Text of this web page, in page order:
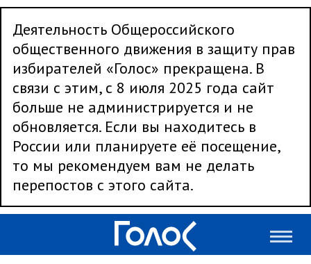
Деятельность Общероссийского
общественного движения в защиту прав
избирателей «Голос» прекращена. В
связи с этим, с 8 июля 2025 года сайт
больше не администрируется и не
обновляется. Если вы находитесь в
России или планируете её посещение,
то мы рекомендуем вам не делать
перепостов с этого сайта.